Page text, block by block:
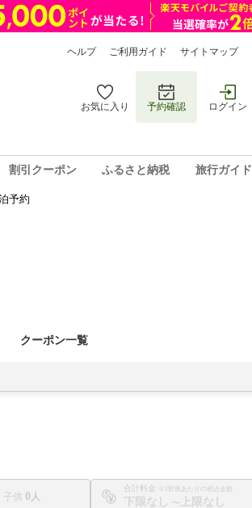
ヘルプ ご利用ガイド サイトマップ
お気に入り 予約確認 ログイン
割引クーポン ふるさと納税 旅行ガイド
予約
クーポン一覧
子供 0
合計料金 ※1部屋あたりの税込金額
〜